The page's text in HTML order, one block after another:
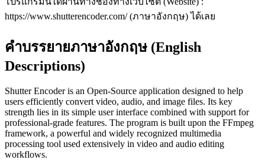
https://www.shutterencoder.com/ (ภาษาอังกฤษ) ได้เลย
คำบรรยายภาษาอังกฤษ (English
Descriptions)
Shutter Encoder is an Open-Source application designed to help
users efficiently convert video, audio, and image files. Its key
strength lies in its simple user interface combined with support for
professional-grade features. The program is built upon the FFmpeg
framework, a powerful and widely recognized multimedia
processing tool used extensively in video and audio editing
workflows.